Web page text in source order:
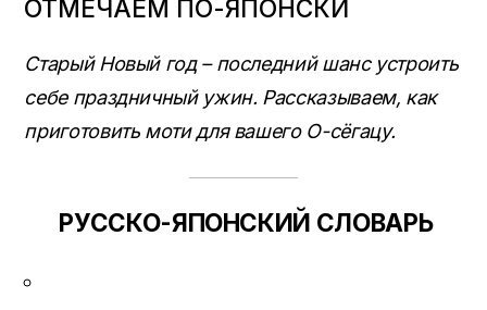
ОТМЕЧАЕМ ПО-ЯПОНСКИ
Старый Новый год – последний шанс устроить
себе праздничный ужин. Рассказываем, как
приготовить моти для вашего O-сёгацу.
РУССКО-ЯПОНСКИЙ СЛОВАРЬ